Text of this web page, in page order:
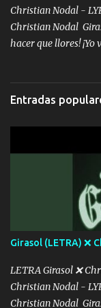
sien...
Christian Nodal -
Christian Nodal
hacer que llores!
cada que intentas
intentas rimar
con la gente Dices
menos se prudente
dientes Por falta de
consciente de los
ve el poder que
álbum's "José,
Entradas
Girasol (LETRA) ❌
LETRA Girasol ❌
Christian Nodal -
Christian Nodal